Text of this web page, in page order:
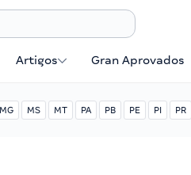
Artigos Gran Aprovados
MG MS MT PA PB PE PI PR